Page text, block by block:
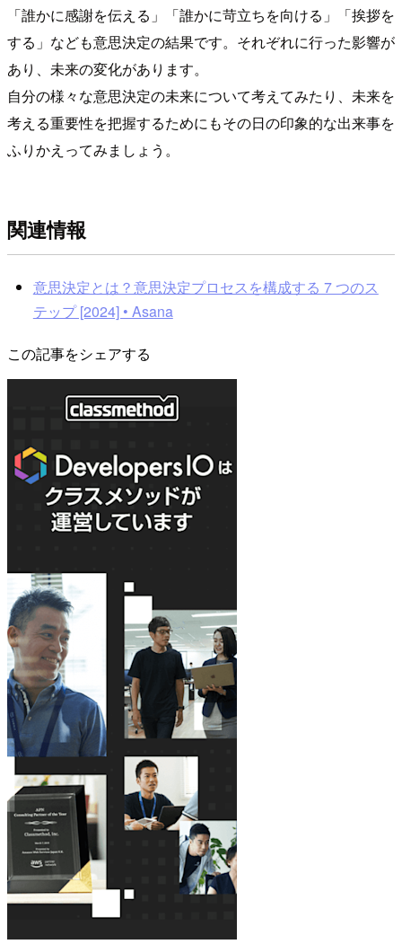
「誰かに感謝を伝える」「誰かに苛立ちを向ける」「挨拶を
する」なども意思決定の結果です。それぞれに行った影響が
あり、未来の変化があります。
自分の様々な意思決定の未来について考えてみたり、未来を
考える重要性を把握するためにもその日の印象的な出来事を
ふりかえってみましょう。
関連情報
意思決定とは？意思決定プロセスを構成する 7 つのス
テップ [2024] • Asana
この記事をシェアする